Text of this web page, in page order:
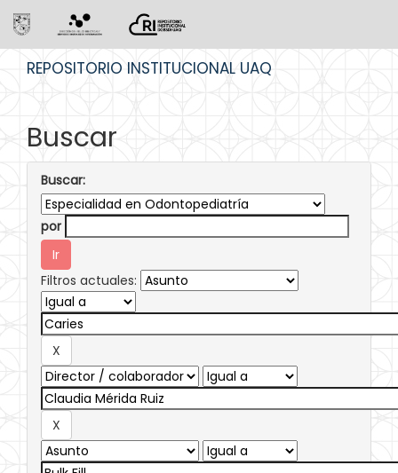
REPOSITORIO INSTITUCIONAL UAQ
Buscar
Buscar:
por
Filtros actuales: